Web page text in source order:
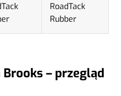
RoadTack
Rubber
– przegląd